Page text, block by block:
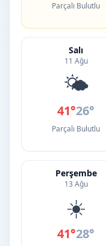
Parçalı Bulutlu
Salı
11 Ağu
🌤️
41°26°
Parçalı Bulutlu
Perşembe
13 Ağu
☀️
41°28°